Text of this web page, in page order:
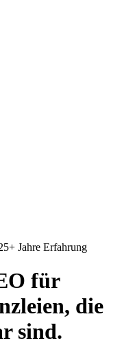
Jahre Erfahrung
für
die
sind.